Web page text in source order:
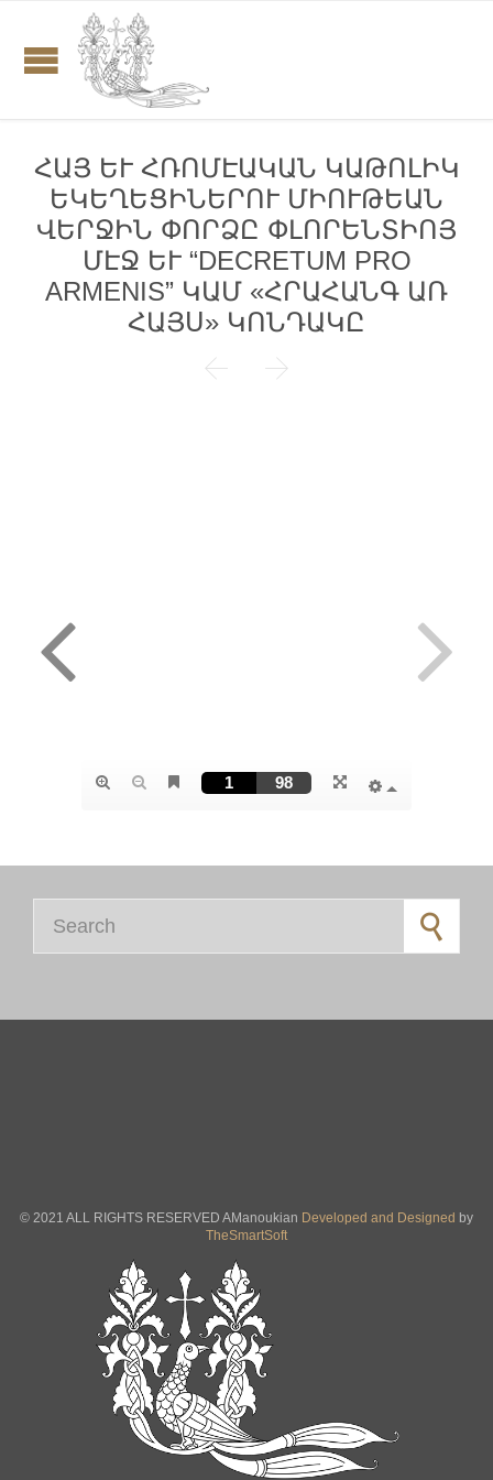
ՀԱՅ ԵՒ ՀՌՈՄԷԱԿԱՆ ԿԱԹՈԼԻԿ
ԵԿԵՂԵՑԻՆԵՐՈՒ ՄԻՈՒԹԵԱՆ
ՎԵՐՋԻՆ ՓՈՐՁԸ ՓԼՈՐԵՆՏԻՈՅ
ՄԷՋ ԵՒ “DECRETUM PRO
ARMENIS” ԿԱՄ «ՀՐԱՀԱՆԳ ԱՌ
ՀԱՅՍ» ԿՈՆԴԱԿԸ
 
© 2021 ALL RIGHTS RESERVED AManoukian Developed and Designed by
TheSmartSoft